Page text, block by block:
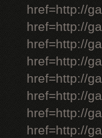
href=http://
href=http://
href=http://
href=http://
href=http://
href=http://
href=http://
href=http://